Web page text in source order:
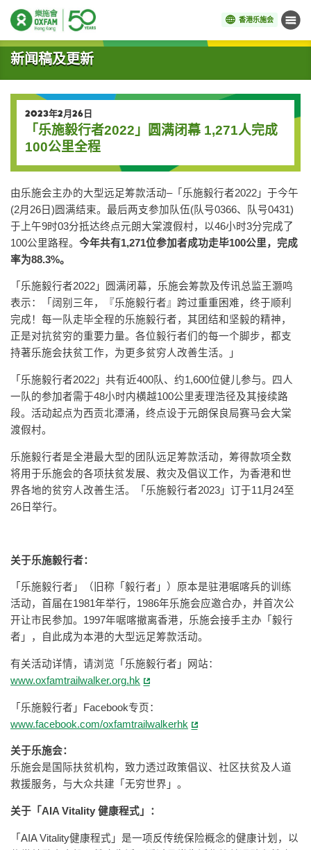
香港乐施会 菜单
开始主要内容
新闻稿及更新
2023年2月26日
「乐施毅行者2022」圆满闭幕 1,271人完成
100公里全程
由乐施会主办的大型远足筹款活动–「乐施毅行者2022」于今午
(2月26日)圆满结束。最后两支参加队伍(队号0366、队号0431)
于上午9时03分抵达终点元朗大棠渡假村，以46小时3分完成了
100公里路程。 今年共有1,271位参加者成功走毕100公里，完成
率为88.3%。
「乐施毅行者2022」圆满闭幕，乐施会筹款及传讯总监王灏鸣
表示：「阔别三年，『乐施毅行者』跨过重重困难，终于顺利
完成！每一队走毕全程的乐施毅行者，其团结和坚毅的精神，
正是对抗贫穷的重要力量。各位毅行者们的每一个脚步，都支
持著乐施会扶贫工作，为更多贫穷人改善生活。」
「乐施毅行者2022」共有近400队、约1,600位健儿参与。四人
一队的参加者需于48小时内横越100公里麦理浩径及其接续路
段。活动起点为西贡北潭涌，终点设于元朗保良局赛马会大棠
渡假村。
乐施毅行者是全港最大型的团队远足筹款活动，筹得款项全数
将用于乐施会的各项扶贫发展、救灾及倡议工作，为香港和世
界各地的贫穷人改善生活。「乐施毅行者2023」订于11月24至
26日举行。
关于乐施毅行者：
「乐施毅行者」（旧称「毅行者」）原本是驻港啹喀兵的训练
活动，首届在1981年举行，1986年乐施会应邀合办，并首次公
开让市民参加。1997年啹喀撤离香港，乐施会接手主办「毅行
者」，自此成为本港的大型远足筹款活动。
有关活动详情，请浏览「乐施毅行者」网站：
www.oxfamtrailwalker.org.hk
「乐施毅行者」Facebook专页：
www.facebook.com/oxfamtrailwalkerhk
关于乐施会：
乐施会是国际扶贫机构，致力透过政策倡议、社区扶贫及人道
救援服务，与大众共建「无穷世界」。
关于「AIA Vitality 健康程式」：
「AIA Vitality健康程式」是一项反传统保险概念的健康计划，以